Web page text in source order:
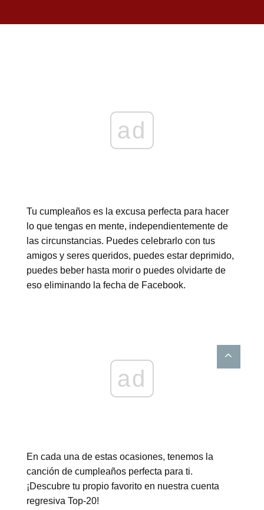
ad
Tu cumpleaños es la excusa perfecta para hacer
lo que tengas en mente, independientemente de
las circunstancias. Puedes celebrarlo con tus
amigos y seres queridos, puedes estar deprimido,
puedes beber hasta morir o puedes olvidarte de
eso eliminando la fecha de Facebook.
ad
En cada una de estas ocasiones, tenemos la
canción de cumpleaños perfecta para ti.
¡Descubre tu propio favorito en nuestra cuenta
regresiva Top-20!